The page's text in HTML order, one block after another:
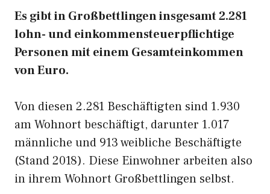
Es gibt in Großbettlingen insgesamt 2.281
lohn- und einkommensteuerpflichtige
Personen mit einem Gesamteinkommen
von Euro.
Von diesen 2.281 Beschäftigten sind 1.930
am Wohnort beschäftigt, darunter 1.017
männliche und 913 weibliche Beschäftigte
(Stand 2018). Diese Einwohner arbeiten also
in ihrem Wohnort Großbettlingen selbst.